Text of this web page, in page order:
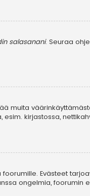
salasanani. Seuraa
muita
kirjastossa,
Evästeet
ongelmia, foorumin